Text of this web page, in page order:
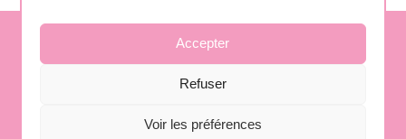
Accepter
Refuser
Voir les préférences
contact@gomera-vida.es
La Gomera, Spain